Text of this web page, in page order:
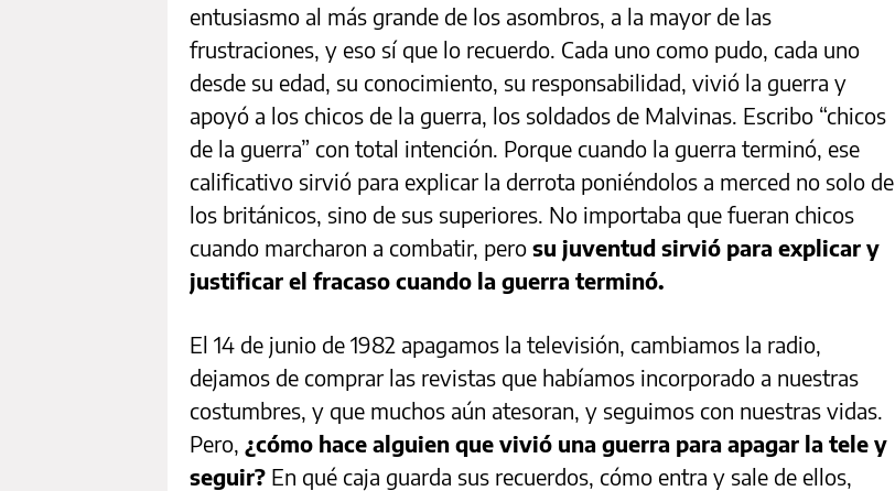
entusiasmo al más grande de los asombros, a la mayor de las
frustraciones, y eso sí que lo recuerdo. Cada uno como pudo, cada uno
desde su edad, su conocimiento, su responsabilidad, vivió la guerra y
apoyó a los chicos de la guerra, los soldados de Malvinas. Escribo “chicos
de la guerra” con total intención. Porque cuando la guerra terminó, ese
calificativo sirvió para explicar la derrota poniéndolos a merced no solo de
los británicos, sino de sus superiores. No importaba que fueran chicos
cuando marcharon a combatir, pero su juventud sirvió para explicar y
justificar el fracaso cuando la guerra terminó.
El 14 de junio de 1982 apagamos la televisión, cambiamos la radio,
dejamos de comprar las revistas que habíamos incorporado a nuestras
costumbres, y que muchos aún atesoran, y seguimos con nuestras vidas.
Pero, ¿cómo hace alguien que vivió una guerra para apagar la tele y
seguir? En qué caja guarda sus recuerdos, cómo entra y sale de ellos,